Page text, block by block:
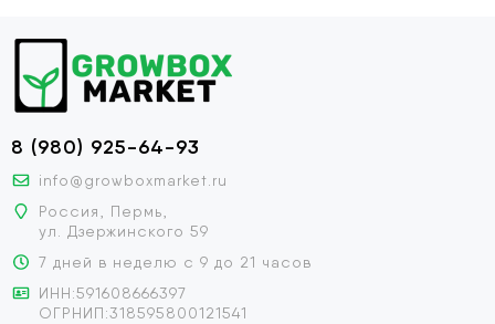
8 (980) 925-64-93
info@growboxmarket.ru
Россия, Пермь,
ул. Дзержинского 59
7 дней в неделю с 9 до 21 часов
ИНН:591608666397
ОГРНИП:318595800121541